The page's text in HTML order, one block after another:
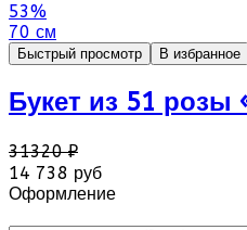
53%
70 см
Быстрый просмотр В избранное
Букет из 51 розы
31320 ₽
14 738 руб
Оформление